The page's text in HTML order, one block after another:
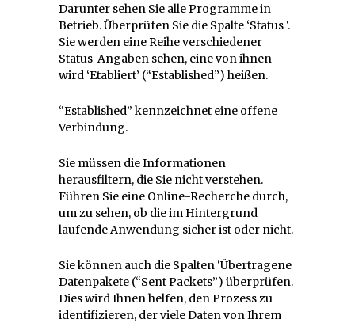
Darunter sehen Sie alle Programme in
Betrieb. Überprüfen Sie die Spalte ‘Status ‘.
Sie werden eine Reihe verschiedener
Status-Angaben sehen, eine von ihnen
wird ‘Etabliert’ (“Established”) heißen.
“Established” kennzeichnet eine offene
Verbindung.
Sie müssen die Informationen
herausfiltern, die Sie nicht verstehen.
Führen Sie eine Online-Recherche durch,
um zu sehen, ob die im Hintergrund
laufende Anwendung sicher ist oder nicht.
Sie können auch die Spalten ‘Übertragene
Datenpakete (“Sent Packets”) überprüfen.
Dies wird Ihnen helfen, den Prozess zu
identifizieren, der viele Daten von Ihrem